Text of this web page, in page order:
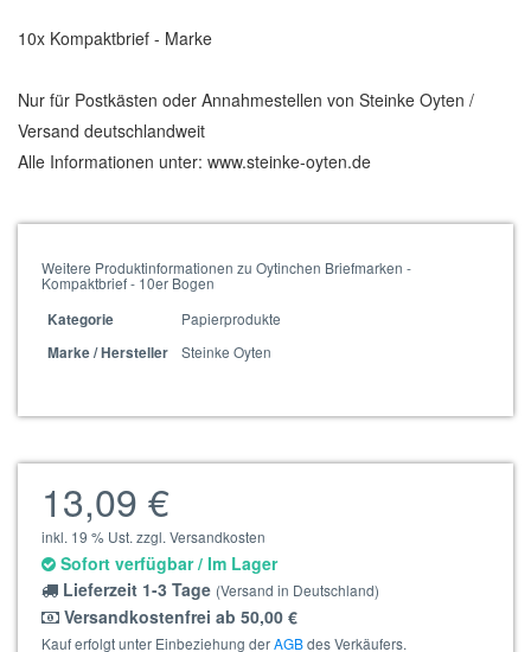
10x Kompaktbrief - Marke
Nur für Postkästen oder Annahmestellen von Steinke Oyten /
Versand deutschlandweit
Alle Informationen unter: www.steinke-oyten.de
Weitere Produktinformationen zu Oytinchen Briefmarken -
Kompaktbrief - 10er Bogen
Kategorie
Papierprodukte
Marke / Hersteller
Steinke Oyten
13,09 €
inkl. 19 % Ust. zzgl. Versandkosten
Sofort verfügbar / Im Lager
Lieferzeit 1-3 Tage (Versand in Deutschland)
Versandkostenfrei ab 50,00 €
Kauf erfolgt unter Einbeziehung derAGBdes Verkäufers.